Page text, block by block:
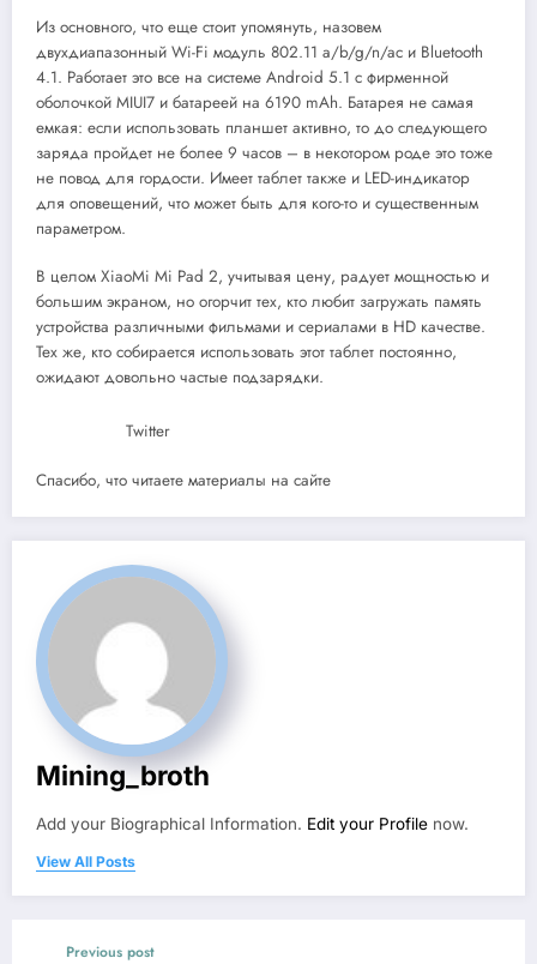
Из основного, что еще стоит упомянуть, назовем
двухдиапазонный Wi-Fi модуль 802.11 a/b/g/n/ac и Bluetooth
4.1. Работает это все на системе Android 5.1 с фирменной
оболочкой MIUI7 и батареей на 6190 mAh. Батарея не самая
емкая: если использовать планшет активно, то до следующего
заряда пройдет не более 9 часов – в некотором роде это тоже
не повод для гордости. Имеет таблет также и LED-индикатор
для оповещений, что может быть для кого-то и существенным
параметром.
В целом XiaoMi Mi Pad 2, учитывая цену, радует мощностью и
большим экраном, но огорчит тех, кто любит загружать память
устройства различными фильмами и сериалами в HD качестве.
Тех же, кто собирается использовать этот таблет постоянно,
ожидают довольно частые подзарядки.
Twitter
Спасибо, что читаете материалы на сайте
Mining_broth
Add your Biographical Information. Edit your Profile now.
View All Posts
Previous post